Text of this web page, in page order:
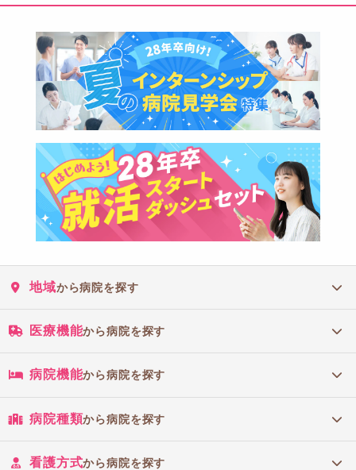
地域から病院を探す
医療機能から病院を探す
病院機能から病院を探す
病院種類から病院を探す
看護方式から病院を探す